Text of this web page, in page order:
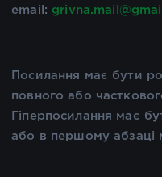
email:
Посилання має бути
повного або
Гіперпосилання має
або в першому абзаці